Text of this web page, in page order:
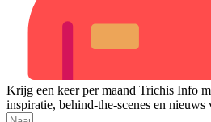
Krijg een keer per maand Trichis Info
inspiratie, behind-the-scenes en nieuws